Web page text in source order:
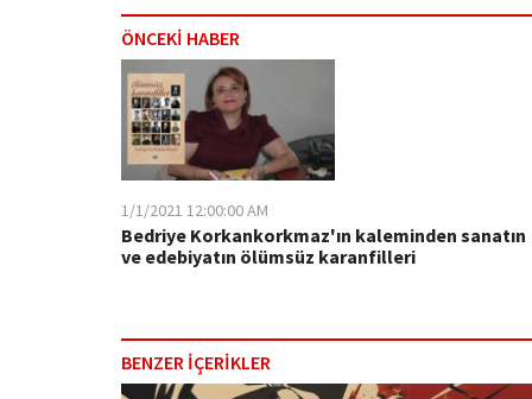
ÖNCEKİ HABER
1/1/2021 12:00:00 AM
Bedriye Korkankorkmaz'ın kaleminden sanatın
ve edebiyatın ölümsüz karanfilleri
BENZER İÇERİKLER